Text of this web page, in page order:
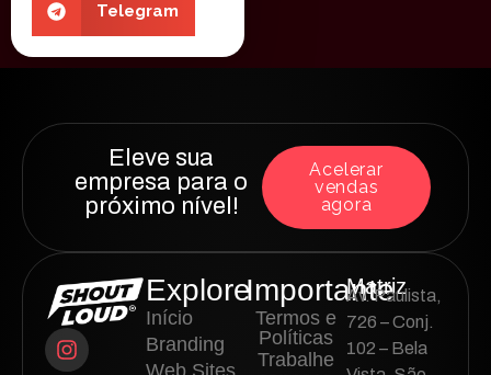
Telegram
Eleve sua
empresa para o
próximo nível!
Acelerar
vendas
agora
Explore
Início
Branding
Web Sites
Importante
Termos e
Políticas
Trabalhe
Matriz
Av. Paulista,
726 – Conj.
102 – Bela